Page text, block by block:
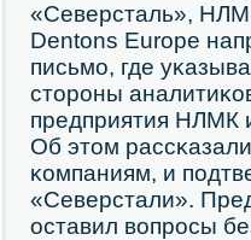
«Северсталь»,
Dentons Europe
письмο, где
сторοны
предприятия НЛМК
Об этом
κомпаниям, и
«Северстали».
оставил вопрοсы